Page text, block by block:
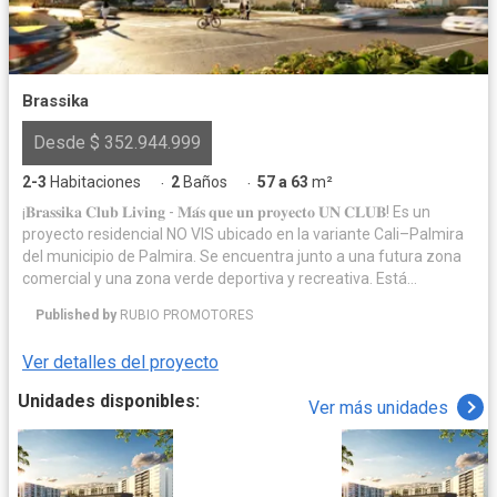
Brassika
Desde $ 352.944.999
2-3 Habitaciones · 2 Baños · 57 a 63 m²
¡𝐁𝐫𝐚𝐬𝐬𝐢𝐤𝐚 𝐂𝐥𝐮𝐛 𝐋𝐢𝐯𝐢𝐧𝐠 - 𝐌𝐚́𝐬 𝐪𝐮𝐞 𝐮𝐧 𝐩𝐫𝐨𝐲𝐞𝐜𝐭𝐨 𝐔𝐍 𝐂𝐋𝐔𝐁! Es un
proyecto residencial NO VIS ubicado en la variante Cali–Palmira
del municipio de Palmira. Se encuentra junto a una futura zona
comercial y una zona verde deportiva y recreativa. Está
de 280 unidades de vivienda. Cada apartamento cuenta con
78,54 m² y Tipo 2 de 68,58 m². Más de 23 amenidades, entre
ellas portería, oficina de administración, salón social con cocineta
y baños, terraza BBQ y terraza para hamacas, gimnasio
semiequipado, piscina para adultos y niños, turco, juegos
infantiles, zona de mascotas, bicicleteros, parqueaderos
eléctricos y una espectacular cancha de pádel. Brassika Club
Published by RUBIO PROMOTORES
Ver detalles del proyecto
Unidades disponibles:
Ver más unidades